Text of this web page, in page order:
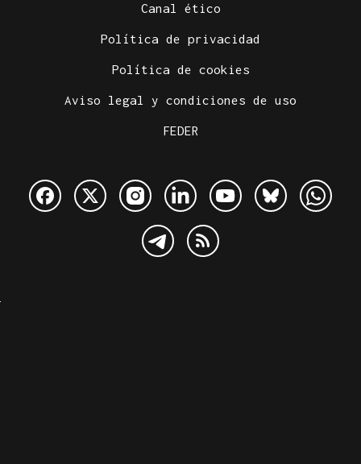
Canal ético
Política de privacidad
Política de cookies
Aviso legal y condiciones de uso
FEDER